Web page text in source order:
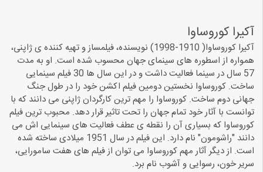
آکیرا کوروساوا
آکیرا کوروساوا( 1910-1998) نویسنده، فیلمساز و تهیه کننده ی ژاپنی،
همواره از اسطوره های سینمای جهان محسوب شده است. او به مدت
57 سال در سینما فعالیت داشت و در این سال ها 30 فیلم سینمایی
ساخت. کوروساوا نخستین دومین فیلم اکشن خود را در طول جنگ
جهانی دوم ساخت. کوروساوا را مهم ترین کارگردان ژاپنی می دانند که با
توانست با آثار خود تمام جهان را تحت تاثیر قرار دهد. محبوب ترین فیلم
کوروساوا که بسیاری آن را نقطه ی عطف فعالیت های سینمایی اش می
دانند "راشومون" نام دارد. این فیلم در سال 1951 میلادی ساخته شده
است. از دیگر آثار مهم کوروساوا می توان از فیلم های هفت سامورایی،
سریر خون، رسوایی و آشوب نام برد.